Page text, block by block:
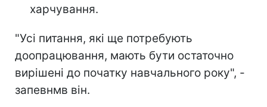
харчування.
"Усі питання, які ще потребують
доопрацювання, мають бути остаточно
вирішені до початку навчального року", -
запевнмв він.